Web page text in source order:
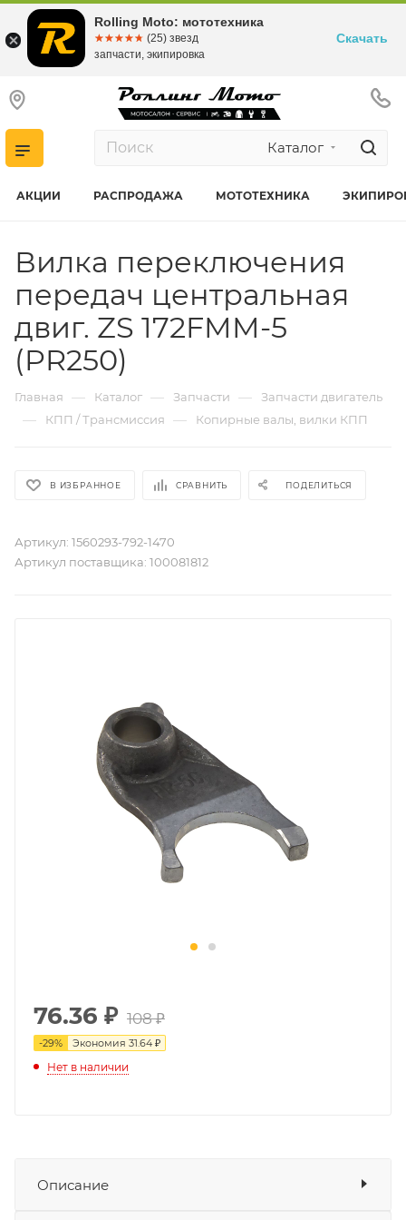
Каталог
АКЦИИ РАСПРОДАЖА МОТОТЕХНИКА
Вилка переключения
передач центральная
двиг. ZS 172FMM-5
(PR250)
Главная — Каталог — Запчасти — Запчасти двигатель
— КПП / Трансмиссия — Копирные валы, вилки КПП
В ИЗБРАННОЕ СРАВНИТЬ ПОДЕЛИТЬСЯ
Артикул: 1560293-792-1470
Артикул поставщика: 100081812
76.36 ₽ 108 ₽
-29% Экономия 31.64 ₽
Нет в наличии
Описание
Rolling Moto: мототехника
☆☆☆☆☆
★★★★★ (25) звезд
запчасти, экипировка
Скачать